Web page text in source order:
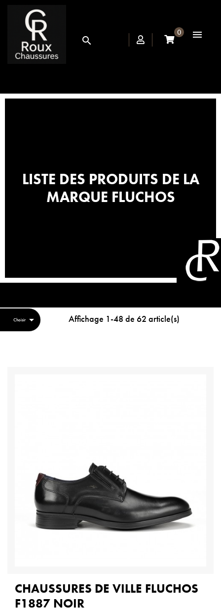

0 
LISTE DES PRODUITS DE LA
MARQUE FLUCHOS
Choisir  Affichage 1-48 de 62 article(s)
CHAUSSURES DE VILLE FLUCHOS
F1887 NOIR